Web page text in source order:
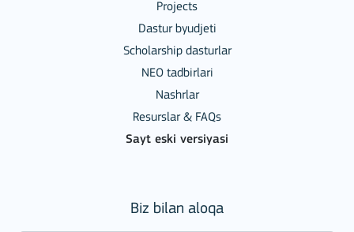
Projects
Dastur byudjeti
Scholarship dasturlar
NEO tadbirlari
Nashrlar
Resurslar & FAQs
Sayt eski versiyasi
Biz bilan aloqa